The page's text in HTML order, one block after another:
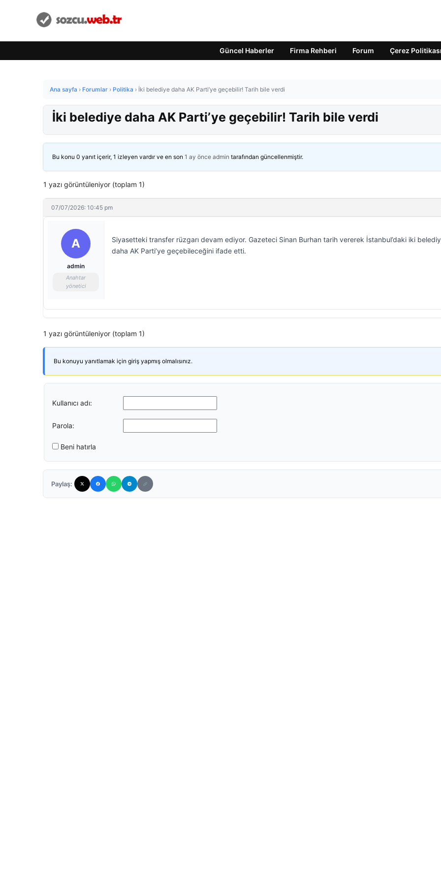
Güncel Haberler Firma Rehberi Forum Çerez Politikası
Ana sayfa › Forumlar › Politika › İki belediye daha AK Parti’ye geçebilir! Tarih bile verdi
İki belediye daha AK Parti’ye geçebilir! Tarih bile verdi
Bu konu 0 yanıt içerir, 1 izleyen vardır ve en son 1 ay önce admin tarafından güncellenmiştir.
1 yazı görüntüleniyor (toplam 1)
07/07/2026: 10:45 pm
A
admin
Anahtar
yönetici
Siyasetteki transfer rüzgarı devam ediyor. Gazeteci Sinan Burhan tarih vererek İstanbul’daki iki
daha AK Parti’ye geçebileceğini ifade etti.
1 yazı görüntüleniyor (toplam 1)
Bu konuyu yanıtlamak için giriş yapmış olmalısınız.
Kullanıcı adı:
Parola:
Beni hatırla
Paylaş: